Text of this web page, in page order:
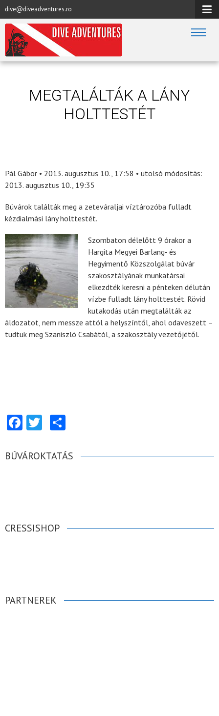
dive@diveadventures.ro
MEGTALÁLTÁK A LÁNY
HOLTTESTÉT
Pál Gábor • 2013. augusztus 10., 17:58 • utolsó módosítás:
2013. augusztus 10., 19:35
Búvárok találták meg a zeteváraljai víztározóba fulladt
kézdialmási lány holttestét.
Szombaton délelőtt 9 órakor a
Hargita Megyei Barlang- és
Hegyimentő Közszolgálat búvár
szakosztályának munkatársai
elkezdték keresni a pénteken délután
vízbe fulladt lány holttestét. Rövid
kutakodás után megtalálták az
áldozatot, nem messze attól a helyszíntől, ahol odaveszett –
tudtuk meg Szaniszló Csabától, a szakosztály vezetőjétől.
Facebook
Twitter
BÚVÁROKTATÁS
CRESSISHOP
PARTNEREK